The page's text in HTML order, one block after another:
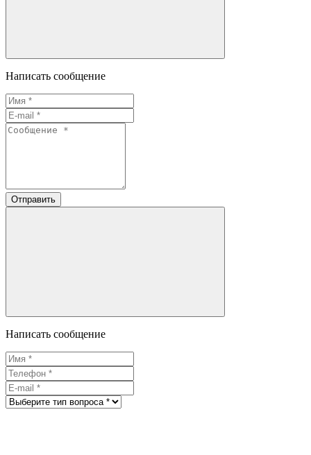
Написать сообщение
Отправить
Написать сообщение